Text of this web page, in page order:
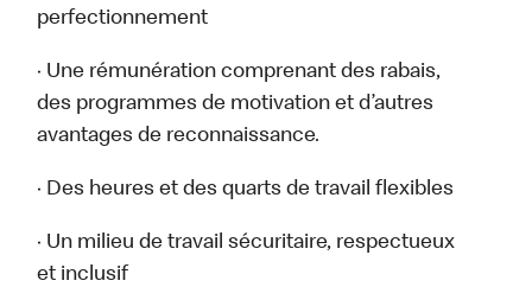
perfectionnement
· Une rémunération comprenant des rabais,
des programmes de motivation et d’autres
avantages de reconnaissance.
· Des heures et des quarts de travail flexibles
· Un milieu de travail sécuritaire, respectueux
et inclusif